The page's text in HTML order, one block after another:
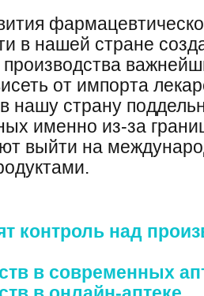
в нашей стране
производства
от импорта
нашу страну
именно из-за
выйти на
контроль над
в современных